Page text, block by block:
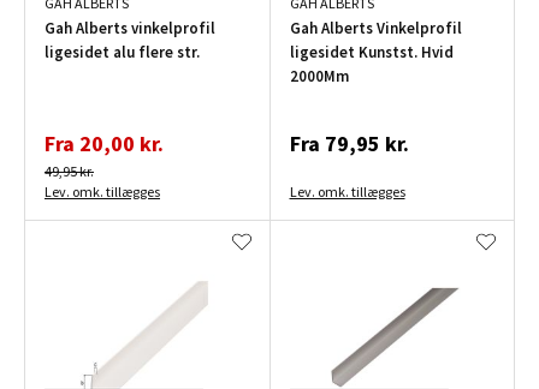
Gah Alberts vinkelprofil
ligesidet alu flere str.
Fra 20,00 kr.
49,95 kr.
Lev. omk. tillægges
Gah Alberts Vinkelprofil
ligesidet Kunstst. Hvid
2000Mm
Fra 79,95 kr.
Lev. omk. tillægges